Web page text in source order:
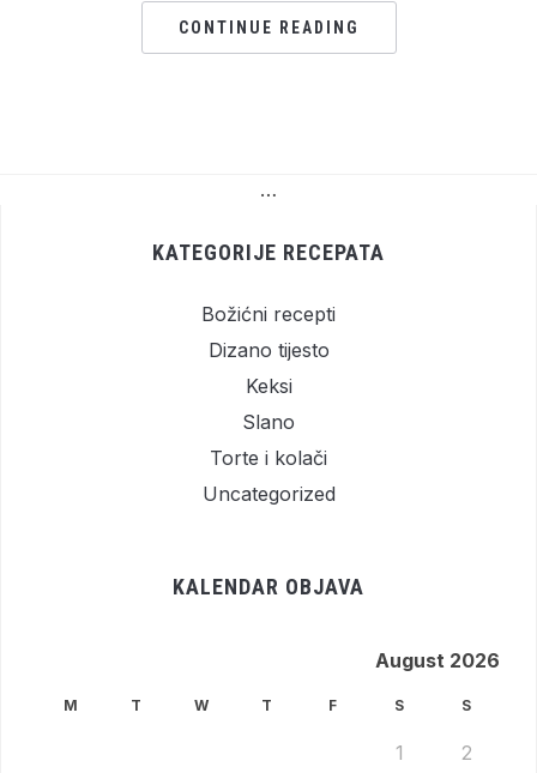
CONTINUE READING
…
KATEGORIJE RECEPATA
Božićni recepti
Dizano tijesto
Keksi
Slano
Torte i kolači
Uncategorized
KALENDAR OBJAVA
August 2026
M T W T F S S
1 2